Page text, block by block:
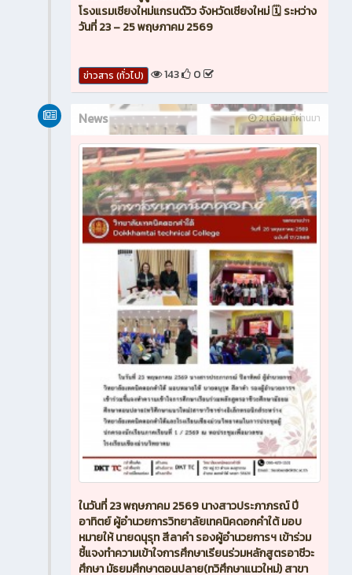
โรงแรมเชียงใหม่แกรนด์วิว จังหวัดเชียงใหม่ 🗓️ ระหว่าง
วันที่ 23 – 25 พฤษภาคม 2569
ข่าวสาร (ทั่วไป) 143 0
2 เดือน ที่ผ่านมา
News
ในวันที่ 23 พฤษภาคม 2569 นางสาวประภาภรณ์ ปี
อาทิตย์ ผู้อำนวยการวิทยาลัยเทคนิคดอกคำใต้ มอบ
หมายให้ นายดนุรุท สีลาคำ รองผู้อำนวยการฯ เข้าร่วม
ชี้แจงทำความเข้าใจการศึกษาเรียนร่วมหลักสูตรอาชีวะ
ศึกษา มัธยมศึกษาตอนปลาย(ทวิศึกษาแนวใหม่) สาขา